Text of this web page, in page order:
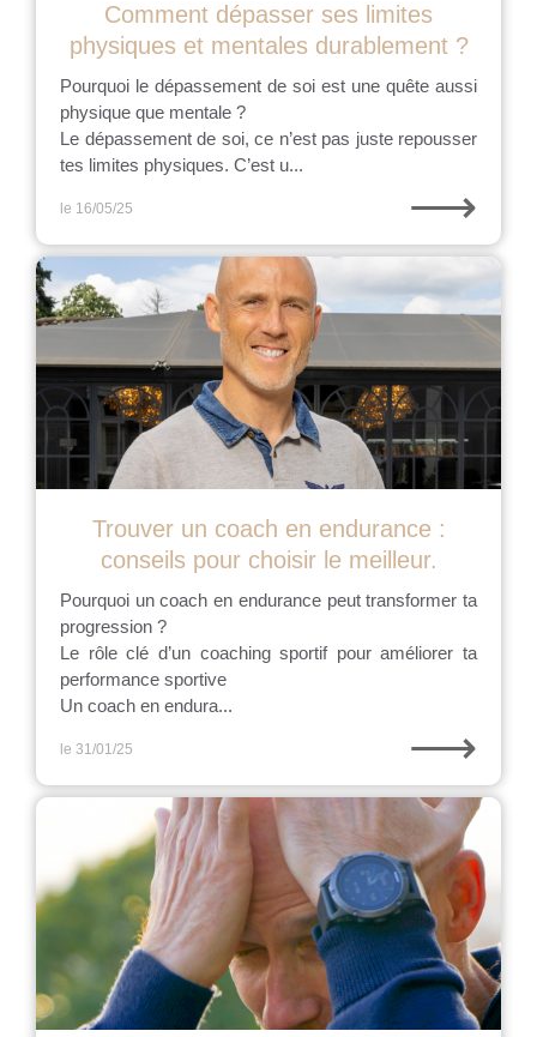
Comment dépasser ses limites
physiques et mentales durablement ?
Pourquoi le dépassement de soi est une quête aussi
physique que mentale ?
Le dépassement de soi, ce n’est pas juste repousser
tes limites physiques. C’est u...
le 16/05/25 ⟶
Trouver un coach en endurance :
conseils pour choisir le meilleur.
Pourquoi un coach en endurance peut transformer ta
progression ?
Le rôle clé d’un coaching sportif pour améliorer ta
performance sportive
Un coach en endura...
le 31/01/25 ⟶